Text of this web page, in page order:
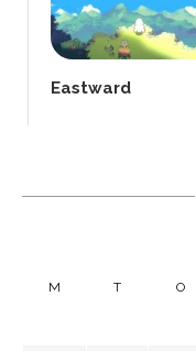
Eastward
M T O